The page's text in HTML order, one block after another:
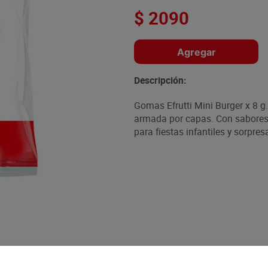
$ 2090
Agregar
Descripción:
Gomas Efrutti Mini Burger x 8
armada por capas. Con
para fiestas infantiles y